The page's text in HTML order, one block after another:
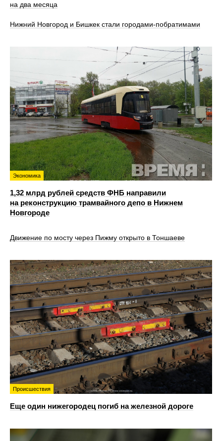
на два месяца
Нижний Новгород и Бишкек стали городами-побратимами
Экономика
1,32 млрд рублей средств ФНБ направили
на реконструкцию трамвайного депо в Нижнем
Новгороде
Движение по мосту через Пижму открыто в Тоншаеве
Происшествия
Еще один нижегородец погиб на железной дороге